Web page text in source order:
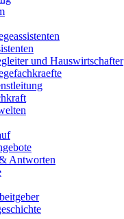
und Hauswirtschafter
Antworten